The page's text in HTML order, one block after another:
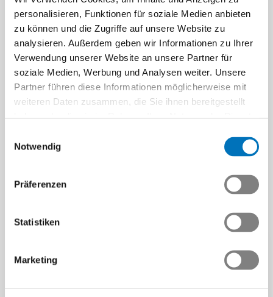
personalisieren, Funktionen für soziale Medien anbieten
zu können und die Zugriffe auf unsere Website zu
analysieren. Außerdem geben wir Informationen zu Ihrer
Verwendung unserer Website an unsere Partner für
soziale Medien, Werbung und Analysen weiter. Unsere
Partner führen diese Informationen möglicherweise mit
weiteren Daten zusammen, die Sie ihnen bereitgestellt
Notwendig
Präferenzen
Statistiken
Marketing
Ohne Rüstungsindustrie
keine Sicherheit
Industrie – und damit auch
Medienmitteilung |